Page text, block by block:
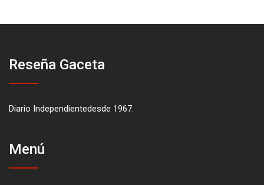
Reseña Gaceta
Diario Independientedesde 1967.
Menú